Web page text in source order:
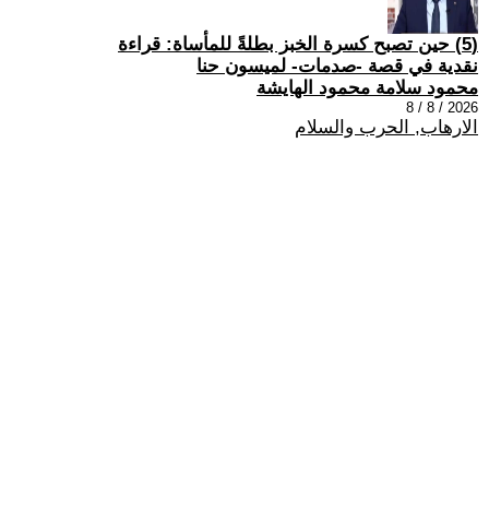
(5) حين تصبح كسرة الخبز بطلةً للمأساة: قراءة
نقدية في قصة -صدمات- لميسون حنا
محمود سلامة محمود الهايشة
2026 / 8 / 8
الارهاب, الحرب والسلام